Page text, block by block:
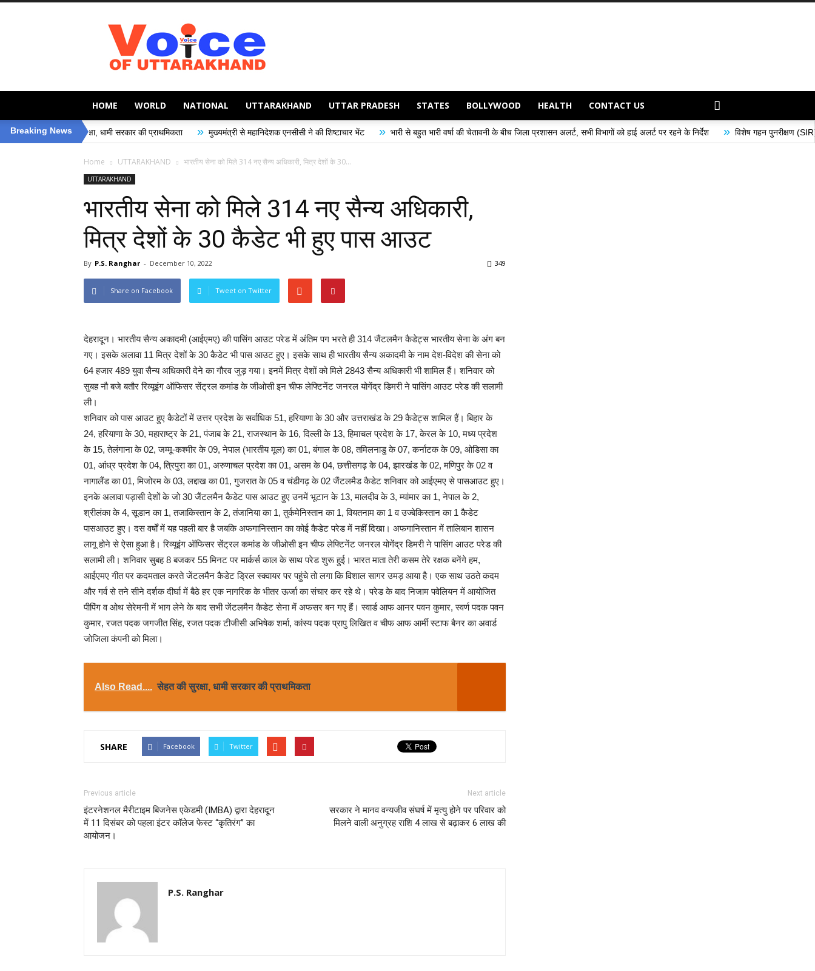
Voice
of
Uttarakhand
HOME WORLD NATIONAL UTTARAKHAND UTTAR PRADESH STATES BOLLYWOOD HEALTH CONTACT US
Breaking News
की सुरक्षा, धामी सरकार की प्राथमिकता » मुख्यमंत्री से महानिदेशक एनसीसी ने की शिष्टाचार भेंट » भारी से बहुत भारी वर्षा की चेतावनी के बीच जिला प्रशासन अलर्ट, सभी विभागों को हाई अलर्ट पर रहने के निर्देश » विशेष गहन पुनरीक्षण (SIR) अभियान के अंतर्गत
Home UTTARAKHAND भारतीय सेना को मिले 314 नए सैन्य अधिकारी, मित्र देशों के 30...
UTTARAKHAND
भारतीय सेना को मिले 314 नए सैन्य अधिकारी,
मित्र देशों के 30 कैडेट भी हुए पास आउट
By P.S. Ranghar - December 10, 2022 349
Share on Facebook Tweet on Twitter
देहरादून। भारतीय सैन्य अकादमी (आईएमए) की पासिंग आउट परेड में अंतिम पग भरते ही 314 जैंटलमैन कैडेट्स भारतीय सेना के अंग बन
गए। इसके अलावा 11 मित्र देशों के 30 कैडेट भी पास आउट हुए। इसके साथ ही भारतीय सैन्य अकादमी के नाम देश-विदेश की सेना को
64 हजार 489 युवा सैन्य अधिकारी देने का गौरव जुड़ गया। इनमें मित्र देशों को मिले 2843 सैन्य अधिकारी भी शामिल हैं। शनिवार को
सुबह नौ बजे बतौर रिव्यूइंग ऑफिसर सेंट्रल कमांड के जीओसी इन चीफ लेफ्टिनेंट जनरल योगेंद्र डिमरी ने पासिंग आउट परेड की सलामी
ली।
शनिवार को पास आउट हुए कैडेटों में उत्तर प्रदेश के सर्वाधिक 51, हरियाणा के 30 और उत्तराखंड के 29 कैडेट्स शामिल हैं। बिहार के
24, हरियाणा के 30, महाराष्ट्र के 21, पंजाब के 21, राजस्थान के 16, दिल्ली के 13, हिमाचल प्रदेश के 17, केरल के 10, मध्य प्रदेश
के 15, तेलंगाना के 02, जम्मू-कश्मीर के 09, नेपाल (भारतीय मूल) का 01, बंगाल के 08, तमिलनाडु के 07, कर्नाटक के 09, ओडिसा का
01, आंध्र प्रदेश के 04, त्रिपुरा का 01, अरुणाचल प्रदेश का 01, असम के 04, छत्तीसगढ़ के 04, झारखंड के 02, मणिपुर के 02 व
नागालैंड का 01, मिजोरम के 03, लद्दाख का 01, गुजरात के 05 व चंडीगढ़ के 02 जैंटलमैड कैडेट शनिवार को आईएमए से पासआउट हुए।
इनके अलावा पड़ासी देशों के जो 30 जैंटलमैन कैडेट पास आउट हुए उनमें भूटान के 13, मालदीव के 3, म्यांमार का 1, नेपाल के 2,
श्रीलंका के 4, सूडान का 1, तजाकिस्तान के 2, तंजानिया का 1, तुर्कमेनिस्तान का 1, वियतनाम का 1 व उज्बेकिस्तान का 1 कैडेट
पासआउट हुए। दस वर्षों में यह पहली बार है जबकि अफगानिस्तान का कोई कैडेट परेड में नहीं दिखा। अफगानिस्तान में तालिबान शासन
लागू होने से ऐसा हुआ है। रिव्यूइंग ऑफिसर सेंट्रल कमांड के जीओसी इन चीफ लेफ्टिनेंट जनरल योगेंद्र डिमरी ने पासिंग आउट परेड की
सलामी ली। शनिवार सुबह 8 बजकर 55 मिनट पर मार्कर्स काल के साथ परेड शुरू हुई। भारत माता तेरी कसम तेरे रक्षक बनेंगे हम,
आईएमए गीत पर कदमताल करते जेंटलमैन कैडेट ड्रिल स्क्वायर पर पहुंचे तो लगा कि विशाल सागर उमड़ आया है। एक साथ उठते कदम
और गर्व से तने सीने दर्शक दीर्घा में बैठे हर एक नागरिक के भीतर ऊर्जा का संचार कर रहे थे। परेड के बाद निजाम पवेलियन में आयोजित
पीपिंग व ओथ सेरेमनी में भाग लेने के बाद सभी जेंटलमैन कैडेट सेना में अफसर बन गए हैं। स्वार्ड आफ आनर पवन कुमार, स्वर्ण पदक पवन
कुमार, रजत पदक जगजीत सिंह, रजत पदक टीजीसी अभिषेक शर्मा, कांस्य पदक प्रापु लिखित व चीफ आफ आर्मी स्टाफ बैनर का अवार्ड
जोजिला कंपनी को मिला।
Also Read.... सेहत की सुरक्षा, धामी सरकार की प्राथमिकता
SHARE Facebook Twitter
Previous article
इंटरनेशनल मैरीटाइम बिजनेस एकेडमी (IMBA) द्वारा देहरादून
में 11 दिसंबर को पहला इंटर कॉलेज फेस्ट “कृतिरंग” का
आयोजन।
Next article
सरकार ने मानव वन्यजीव संघर्ष में मृत्यु होने पर परिवार को
मिलने वाली अनुग्रह राशि 4 लाख से बढ़ाकर 6 लाख की
P.S. Ranghar